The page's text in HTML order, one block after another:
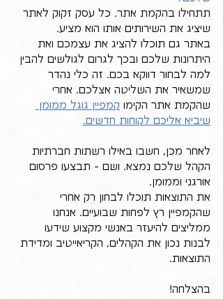
תתחילו בהקמת אתר. כל עסק זקוק לאתר
שיציג את השירותים אותו הוא מציע.
באתר גם תוכלו להציג את עצמכם ואת
היתרונות שלכם ובכך לגרום לגולשים להבין
למה לבחור דווקא בכם. זה כלי נהדר
שמשאיר את השליטה אצלכם. אחרי
שהקמת אתר הקימו קמפיין גוגל ממומן
שיביא אליכם לקוחות חדשים.
לאחר מכן, חשבו באילו רשתות חברתיות
הקהל שלכם נמצא. ושם - תבצעו פרסום
אורגני וממומן.
את התוצאות תוכלו לבחון רק אחרי
שהקמפיין רץ לפחות שבועיים. אנחנו
ממליצים להיעזר באנשי מקצוע שידעו
לבנות נכון את הקהלים, הקריאייטיב ומדידת
התוצאות.
בהצלחה!